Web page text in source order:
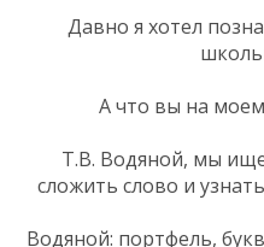
Давно я хотел
А что вы на
Т.В. Водяной, мы
сложить слово и
Водяной: портфель,